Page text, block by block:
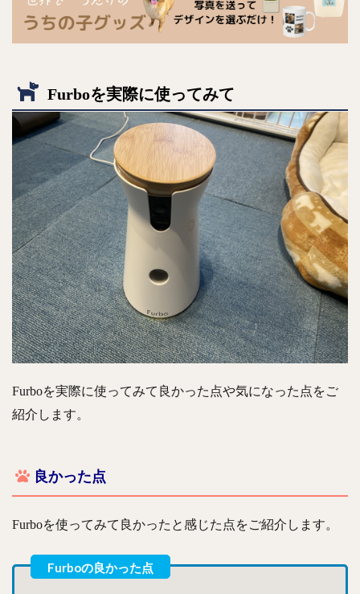
Furboを実際に使ってみて
Furboを実際に使ってみて良かった点や気になった点をご
紹介します。
良かった点
Furboを使ってみて良かったと感じた点をご紹介します。